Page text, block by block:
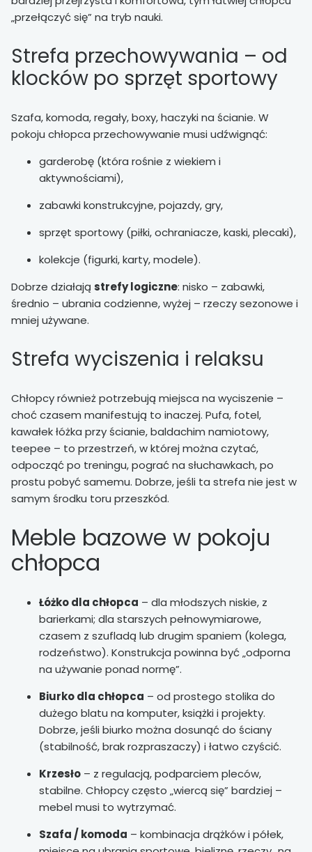
„przełączyć się” na tryb nauki.
Strefa przechowywania – od
klocków po sprzęt sportowy
Szafa, komoda, regały, boxy, haczyki na ścianie. W
pokoju chłopca przechowywanie musi udźwignąć:
garderobę (która rośnie z wiekiem i
aktywnościami),
zabawki konstrukcyjne, pojazdy, gry,
sprzęt sportowy (piłki, ochraniacze, kaski, plecaki),
kolekcje (figurki, karty, modele).
Dobrze działają strefy logiczne: nisko – zabawki,
średnio – ubrania codzienne, wyżej – rzeczy sezonowe i
mniej używane.
Strefa wyciszenia i relaksu
Chłopcy również potrzebują miejsca na wyciszenie –
choć czasem manifestują to inaczej. Pufa, fotel,
kawałek łóżka przy ścianie, baldachim namiotowy,
teepee – to przestrzeń, w której można czytać,
odpocząć po treningu, pograć na słuchawkach, po
prostu pobyć samemu. Dobrze, jeśli ta strefa nie jest w
samym środku toru przeszkód.
Meble bazowe w pokoju
chłopca
Łóżko dla chłopca – dla młodszych niskie, z
barierkami; dla starszych pełnowymiarowe,
czasem z szufladą lub drugim spaniem (kolega,
rodzeństwo). Konstrukcja powinna być „odporna
na używanie ponad normę”.
Biurko dla chłopca – od prostego stolika do
dużego blatu na komputer, książki i projekty.
Dobrze, jeśli biurko można dosunąć do ściany
(stabilność, brak rozpraszaczy) i łatwo czyścić.
Krzesło – z regulacją, podparciem pleców,
stabilne. Chłopcy często „wiercą się” bardziej –
mebel musi to wytrzymać.
Szafa / komoda – kombinacja drążków i półek,